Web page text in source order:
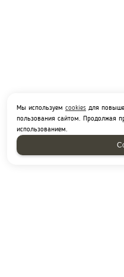
Мы используем cookies для
пользования сайтом. Продолжая
использованием.